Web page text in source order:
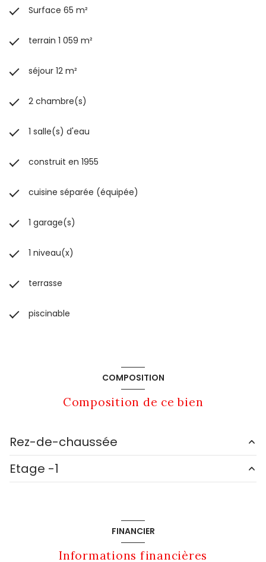
Surface 65 m²
terrain 1 059 m²
séjour 12 m²
2 chambre(s)
1 salle(s) d'eau
construit en 1955
cuisine séparée (équipée)
1 garage(s)
1 niveau(x)
terrasse
piscinable
COMPOSITION
Composition de ce bien
Rez-de-chaussée
cuisine
Etage -1
FINANCIER
Informations financières